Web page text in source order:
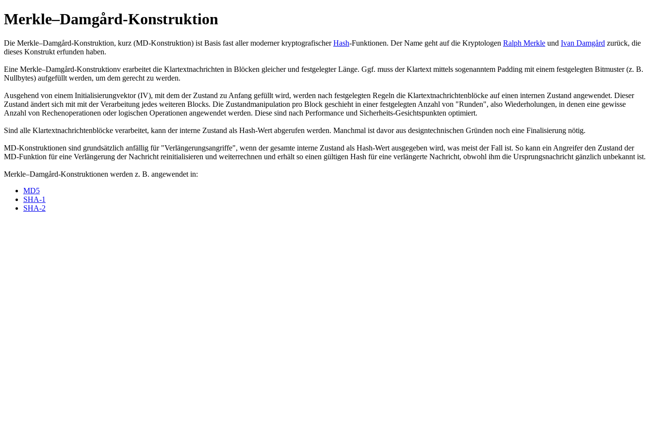
Merkle–Damgård-Konstruktion
Die Merkle–Damgård-Konstruktion, kurz (MD-Konstruktion) ist Basis fast aller moderner kryptografischerHash-Funktionen. Der Name geht auf die Kryptologen Ralph Merkle und Ivan Damgård zurück, die
dieses Konstrukt erfunden haben.
Eine Merkle–Damgård-Konstruktionv erarbeitet die Klartextnachrichten in Blöcken gleicher und festgelegter Länge. Ggf. muss der Klartext mittels sogenanntem Padding mit einem festgelegten Bitmuster (z. B.
Nullbytes) aufgefüllt werden, um dem gerecht zu werden.
Ausgehend von einem Initialisierungvektor (IV), mit dem der Zustand zu Anfang gefüllt wird, werden nach festgelegten Regeln die Klartextnachrichtenblöcke auf einen internen Zustand angewendet. Dieser
Zustand ändert sich mit mit der Verarbeitung jedes weiteren Blocks. Die Zustandmanipulation pro Block geschieht in einer festgelegten Anzahl von "Runden", also Wiederholungen, in denen eine gewisse
Anzahl von Rechenoperationen oder logischen Operationen angewendet werden. Diese sind nach Performance und Sicherheits-Gesichtspunkten optimiert.
Sind alle Klartextnachrichtenblöcke verarbeitet, kann der interne Zustand als Hash-Wert abgerufen werden. Manchmal ist davor aus designtechnischen Gründen noch eine Finalisierung nötig.
MD-Konstruktionen sind grundsätzlich anfällig für "Verlängerungsangriffe", wenn der gesamte interne Zustand als Hash-Wert ausgegeben wird, was meist der Fall ist. So kann ein Angreifer den Zustand der
MD-Funktion für eine Verlängerung der Nachricht reinitialisieren und weiterrechnen und erhält so einen gültigen Hash für eine verlängerte Nachricht, obwohl ihm die Ursprungsnachricht gänzlich unbekannt ist.
Merkle–Damgård-Konstruktionen werden z. B. angewendet in:
MD5
SHA-1
SHA-2